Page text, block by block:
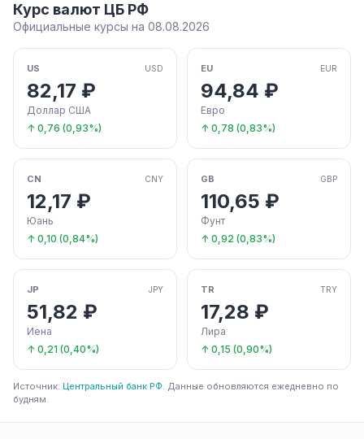
Курс валют ЦБ РФ
Официальные курсы на 08.08.2026
US USD
82,17 ₽
Доллар США
↑ 0,76 (0,93%)
EU EUR
94,84 ₽
Евро
↑ 0,78 (0,83%)
CN CNY
12,17 ₽
Юань
↑ 0,10 (0,84%)
GB GBP
110,65 ₽
Фунт
↑ 0,92 (0,83%)
JP JPY
51,82 ₽
Иена
↑ 0,21 (0,40%)
TR TRY
17,28 ₽
Лира
↑ 0,15 (0,90%)
Источник: Центральный банк РФ. Данные обновляются ежедневно по
будням.